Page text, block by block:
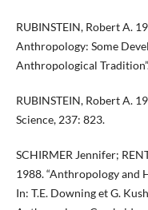
RUBINSTEIN, Robert A.
Anthropology: Some
Anthropological
RUBINSTEIN, Robert A.
Science, 237: 823.
SCHIRMER Jennifer;
1988. “Anthropology and
In: T.E. Downing et G.